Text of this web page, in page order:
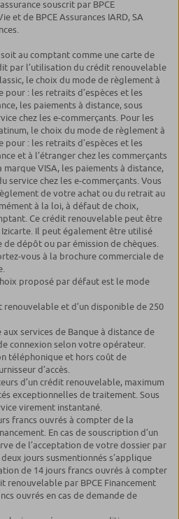
souscrit par BPCE
et de BPCE Assurances IARD, SA
au comptant comme une carte de
par l’utilisation du crédit renouvelable
le choix du mode de règlement à
: les retraits d’espèces et les
les paiements à distance, sous
chez les e-commerçants. Pour les
le choix du mode de règlement à
: les retraits d’espèces et les
et à l’étranger chez les commerçants
VISA, les paiements à distance,
service chez les e-commerçants. Vous
de votre achat ou du retrait au
à la loi, à défaut de choix,
Ce crédit renouvelable peut être
Il peut également être utilisé
dépôt ou par émission de chèques.
vous à la brochure commerciale de
proposé par défaut est le mode
renouvelable et d’un disponible de 250
aux services de Banque à distance de
connexion selon votre opérateur.
téléphonique et hors coût de
d’accès.
d’un crédit renouvelable, maximum
exceptionnelles de traitement. Sous
virement instantané.
francs ouvrés à compter de la
En cas de souscription d’un
de l’acceptation de votre dossier par
jours susmentionnés s’applique
de 14 jours francs ouvrés à compter
renouvelable par BPCE Financement
ouvrés en cas de demande de